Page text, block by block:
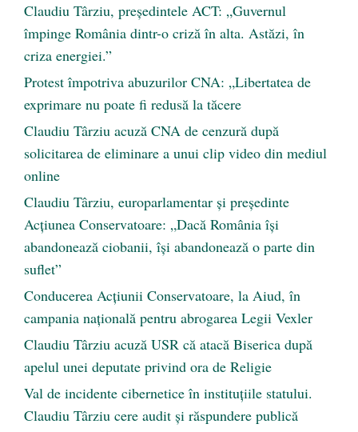
Claudiu Târziu, președintele ACT: „Guvernul
împinge România dintr-o criză în alta. Astăzi, în
criza energiei.”
Protest împotriva abuzurilor CNA: „Libertatea de
exprimare nu poate fi redusă la tăcere
Claudiu Târziu acuză CNA de cenzură după
solicitarea de eliminare a unui clip video din mediul
online
Claudiu Târziu, europarlamentar și președinte
Acțiunea Conservatoare: „Dacă România își
abandonează ciobanii, își abandonează o parte din
suflet”
Conducerea Acțiunii Conservatoare, la Aiud, în
campania națională pentru abrogarea Legii Vexler
Claudiu Târziu acuză USR că atacă Biserica după
apelul unei deputate privind ora de Religie
Val de incidente cibernetice în instituțiile statului.
Claudiu Târziu cere audit și răspundere publică